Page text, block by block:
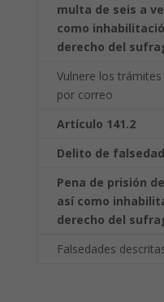
multa de seis a
como
derecho del
Vulnere los
por correo
Artículo 141.2
Delito de
Pena de prisión
así como
derecho del
Falsedades